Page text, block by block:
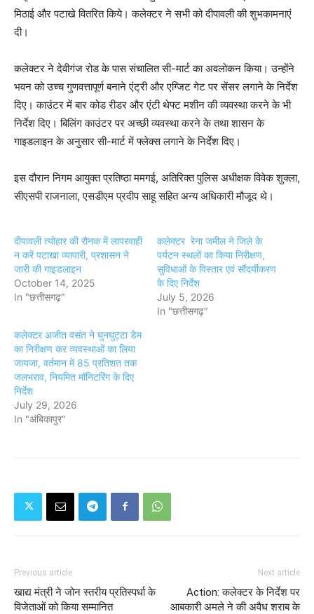
मिठाई और पटाखे वितरित किये। कलेक्टर ने सभी को दीपावली की शुभकामनाएं
दी।
कलेक्टर ने देवीगंज रोड के पास संचालित सी-मार्ट का अवलोकन किया। उन्होंने
भवन को उच्च गुणवत्तापूर्ण बनाने एंट्री और एग्जिट गेट पर सेंसर लगाने के निर्देश
दिए। काउंटर में बार कोड रीडर और एंटी थेफ्ट मशीन की व्यवस्था करने के भी
निर्देश दिए। बिलिंग काउंटर पर अच्छी व्यवस्था करने के तथा शासन के
गाइडलाइन के अनुसार सी-मार्ट में फ्लेक्स लगाने के निर्देश दिए।
इस दौरान निगम आयुक्त प्रतिष्ठा ममगई, अतिरिक्त पुलिस अधीक्षक विवेक शुक्ला,
सीएसपी राजनाला, एसडीएम प्रदीप साहू सहित अन्य अधिकारी मौजूद थे।
दीपावली त्योहार की रौनक में लापरवाही
न करें पटाखा व्यापारी, प्रशासन ने
जारी की गाइडलाइन
October 14, 2025
In "छत्तीसगढ़"
कलेक्टर रेना जमील ने जिले के
पर्यटन स्थलों का किया निरीक्षण,
सुविधाओं के विस्तार एवं सौंदर्यीकरण
के दिए निर्देश
July 5, 2026
In "छत्तीसगढ़"
कलेक्टर अजीत वसंत ने घुनघुट्टा डेम
का निरीक्षण कर व्यवस्थाओं का लिया
जायजा, वर्तमान में 85 प्रतिशत तक
जलभराव, नियमित मॉनिटरिंग के दिए
निर्देश
July 29, 2026
In "अंबिकापुर"
Previous article
खाद्य मंत्री ने जोन स्तरीय प्रतिस्पर्धा के
विजेताओं को किया सम्मानित
Next article
Action: कलेक्टर के निर्देश पर
आबकारी अमले ने की अवैध शराब के